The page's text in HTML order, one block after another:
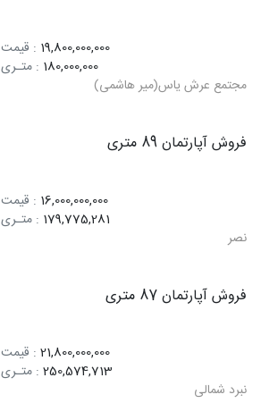
19,800,000,000 : قیمت
180,000,000 : متـری
مجتمع عرش یاس(میر هاشمی)
فروش آپارتمان 89 متری
16,000,000,000 : قیمت
179,775,281 : متـری
نصر
فروش آپارتمان 87 متری
21,800,000,000 : قیمت
250,574,713 : متـری
نبرد شمالی